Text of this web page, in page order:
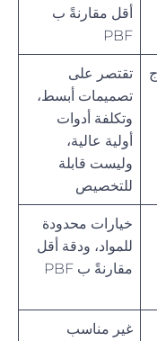
أقل مقارنةً ب
PBF
تقتصر على
تصميمات أبسط،
وتكلفة أدوات
أولية عالية،
وليست قابلة
للتخصيص
خيارات محدودة
للمواد، ودقة أقل
مقارنةً ب PBF
غير مناسب